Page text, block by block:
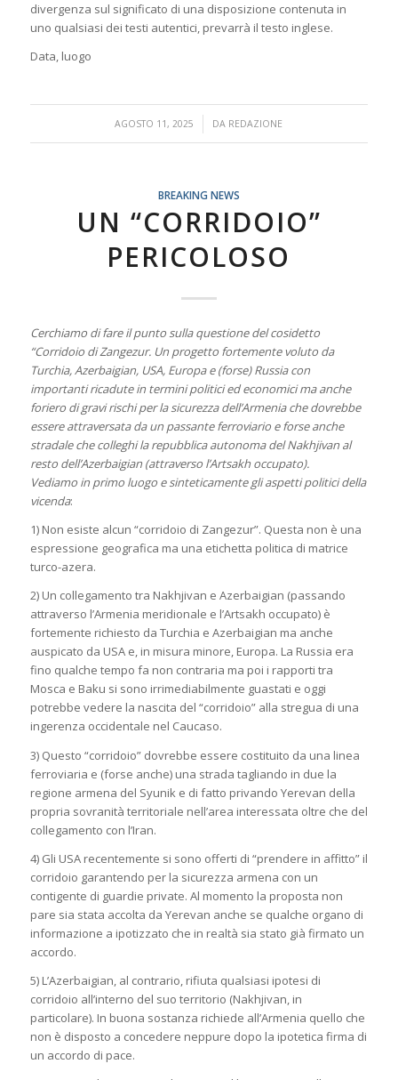
divergenza sul significato di una disposizione contenuta in
uno qualsiasi dei testi autentici, prevarrà il testo inglese.
Data, luogo
AGOSTO 11, 2025
/ DA REDAZIONE
BREAKING NEWS
UN “CORRIDOIO”
PERICOLOSO
Cerchiamo di fare il punto sulla questione del cosidetto
“Corridoio di Zangezur. Un progetto fortemente voluto da
Turchia, Azerbaigian, USA, Europa e (forse) Russia con
importanti ricadute in termini politici ed economici ma anche
foriero di gravi rischi per la sicurezza dell’Armenia che dovrebbe
essere attraversata da un passante ferroviario e forse anche
stradale che colleghi la repubblica autonoma del Nakhjivan al
resto dell’Azerbaigian (attraverso l’Artsakh occupato).
Vediamo in primo luogo e sinteticamente gli aspetti politici della
vicenda:
1) Non esiste alcun “corridoio di Zangezur”. Questa non è una
espressione geografica ma una etichetta politica di matrice
turco-azera.
2) Un collegamento tra Nakhjivan e Azerbaigian (passando
attraverso l’Armenia meridionale e l’Artsakh occupato) è
fortemente richiesto da Turchia e Azerbaigian ma anche
auspicato da USA e, in misura minore, Europa. La Russia era
fino qualche tempo fa non contraria ma poi i rapporti tra
Mosca e Baku si sono irrimediabilmente guastati e oggi
potrebbe vedere la nascita del “corridoio” alla stregua di una
ingerenza occidentale nel Caucaso.
3) Questo “corridoio” dovrebbe essere costituito da una linea
ferroviaria e (forse anche) una strada tagliando in due la
regione armena del Syunik e di fatto privando Yerevan della
propria sovranità territoriale nell’area interessata oltre che del
collegamento con l’Iran.
4) Gli USA recentemente si sono offerti di “prendere in affitto” il
corridoio garantendo per la sicurezza armena con un
contigente di guardie private. Al momento la proposta non
pare sia stata accolta da Yerevan anche se qualche organo di
informazione a ipotizzato che in realtà sia stato già firmato un
accordo.
5) L’Azerbaigian, al contrario, rifiuta qualsiasi ipotesi di
corridoio all’interno del suo territorio (Nakhjivan, in
particolare). In buona sostanza richiede all’Armenia quello che
non è disposto a concedere neppure dopo la ipotetica firma di
un accordo di pace.